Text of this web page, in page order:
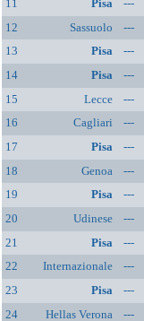
11
Pisa ---
12
Sassuolo ---
13
Pisa ---
14
Pisa ---
15
Lecce ---
16
Cagliari ---
17
Pisa ---
18
Genoa ---
19
Pisa ---
20
Udinese ---
21
Pisa ---
22
Internazionale ---
23
Pisa ---
24
Hellas Verona ---